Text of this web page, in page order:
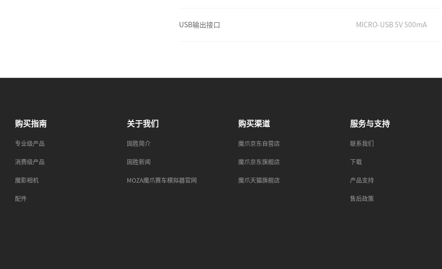
USB输出接口 MICRO-USB 5V 500mA
购买指南
专业级产品
消费级产品
魔影相机
配件
关于我们
固胜简介
固胜新闻
MOZA魔爪赛车模拟器官网
购买渠道
魔爪京东自营店
魔爪京东旗舰店
魔爪天猫旗舰店
服务与支持
联系我们
下载
产品支持
售后政策